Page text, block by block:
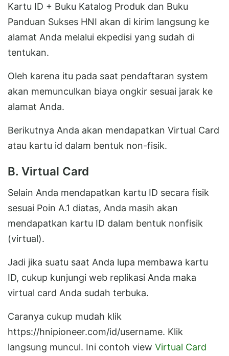
Kartu ID + Buku Katalog Produk dan Buku
Panduan Sukses HNI akan di kirim langsung ke
alamat Anda melalui ekpedisi yang sudah di
tentukan.
Oleh karena itu pada saat pendaftaran system
akan memunculkan biaya ongkir sesuai jarak ke
alamat Anda.
Berikutnya Anda akan mendapatkan Virtual Card
atau kartu id dalam bentuk non-fisik.
B. Virtual Card
Selain Anda mendapatkan kartu ID secara fisik
sesuai Poin A.1 diatas, Anda masih akan
mendapatkan kartu ID dalam bentuk nonfisik
(virtual).
Jadi jika suatu saat Anda lupa membawa kartu
ID, cukup kunjungi web replikasi Anda maka
virtual card Anda sudah terbuka.
Caranya cukup mudah klik
https://hnipioneer.com/id/username. Klik
langsung muncul. Ini contoh view Virtual Card